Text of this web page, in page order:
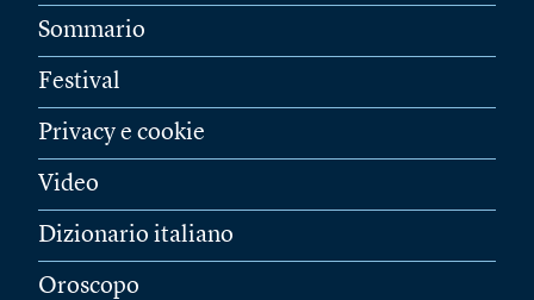
Sommario
Festival
Privacy e cookie
Video
Dizionario italiano
Oroscopo